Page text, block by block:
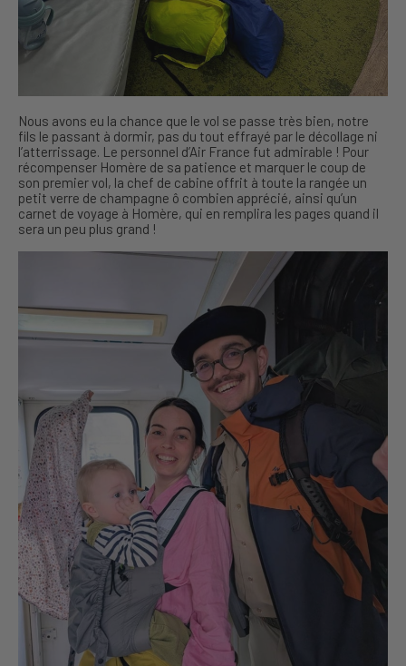
Nous avons eu la chance que le vol se passe très bien, notre
fils le passant à dormir, pas du tout effrayé par le décollage ni
l’atterrissage. Le personnel d’Air France fut admirable ! Pour
récompenser Homère de sa patience et marquer le coup de
son premier vol, la chef de cabine offrit à toute la rangée un
petit verre de champagne ô combien apprécié, ainsi qu’un
carnet de voyage à Homère, qui en remplira les pages quand il
sera un peu plus grand !